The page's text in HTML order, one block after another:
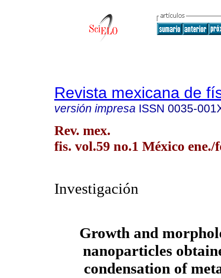
Revista mexicana de
versión impresa ISSN 0035-
Rev. mex.
fis. vol.59 no.1 México ene./
Investigación
Growth and
nanoparticles
condensation of